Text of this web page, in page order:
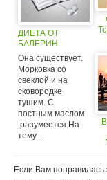
ДИЕТА ОТ
БАЛЕРИН.
Она существует.
Морковка со
свеклой и на
сковородке
тушим. С
постным маслом
,разумеется.На
тему...
Если Вам понравилась